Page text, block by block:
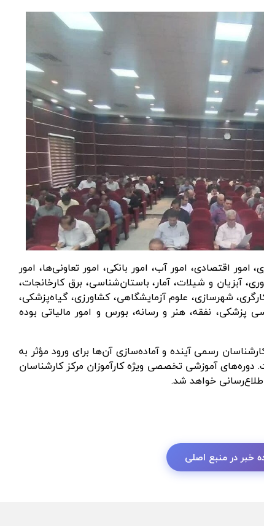
اقتصادی، امور آب، امور بانکی، امور تعاونی‌ها، امور
آبزیان و شیلات، آمار، باستان‌شناسی، برق کارخانجات،
شهرسازی، علوم آزمایشگاهی، کشاورزی، گیاه‌پزشکی،
پزشکی، نفقه، هنر و رسانه، بورس و امور مالیاتی بوده
رسمی آینده و آماده‌سازی آن‌ها برای ورود مؤثر به
آموزشی تخصصی ویژه کارآموزان مرکز کارشناسان
خواهد شد.
خبر در منبع اصلی